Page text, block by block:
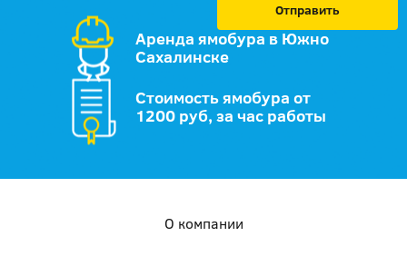
Отправить
Аренда ямобура в Южно
Сахалинске
Стоимость ямобура от
1200 руб, за час работы
О компании